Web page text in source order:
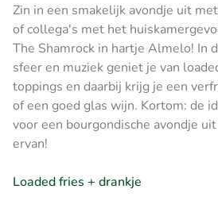
Zin in een smakelijk avondje uit
of collega's met het
The Shamrock in hartje Almelo! In
sfeer en muziek geniet je van
toppings en daarbij krijg je een
of een goed glas wijn. Kortom: de
voor een bourgondische avondje
ervan!
Loaded fries + drankje